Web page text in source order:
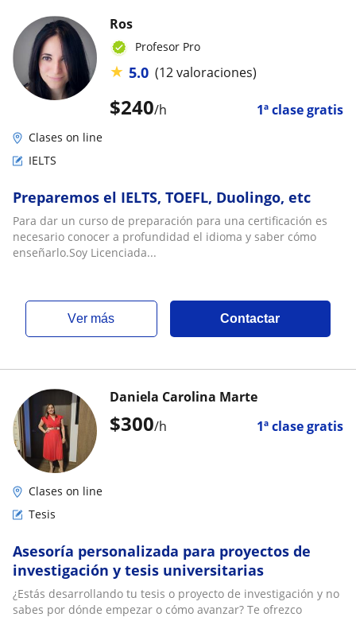
$240/h 1ª clase gratis
Ros
Profesor Pro
★ 5.0 (12 valoraciones)
Clases on line
IELTS
Preparemos el IELTS, TOEFL, Duolingo, etc
Para dar un curso de preparación para una certificación es
necesario conocer a profundidad el idioma y saber cómo
enseñarlo.Soy Licenciada...
ver más Contactar
$300/h 1ª clase gratis
Daniela Carolina Marte
Clases on line
Tesis
Asesoría personalizada para proyectos de
investigación y tesis universitarias
¿Estás desarrollando tu tesis o proyecto de investigación y no
sabes por dónde empezar o cómo avanzar? Te ofrezco